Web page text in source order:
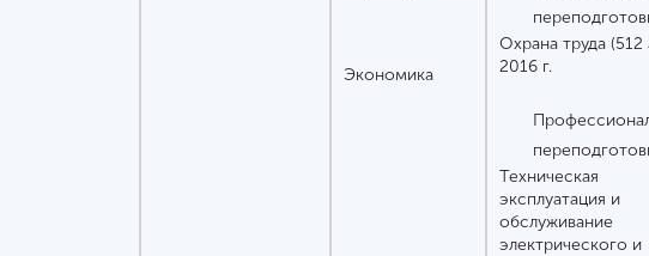
Экономика
Охрана труда (512
2016 г.
Техническая
эксплуатация и
обслуживание
электрического и